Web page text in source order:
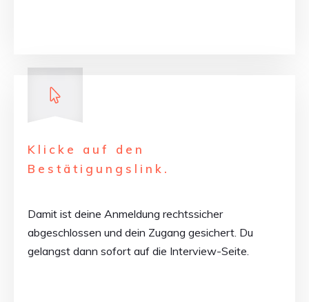
Klicke auf den
Bestätigungslink.
Damit ist deine Anmeldung rechtssicher
abgeschlossen und dein Zugang gesichert. Du
gelangst dann sofort auf die Interview-Seite.